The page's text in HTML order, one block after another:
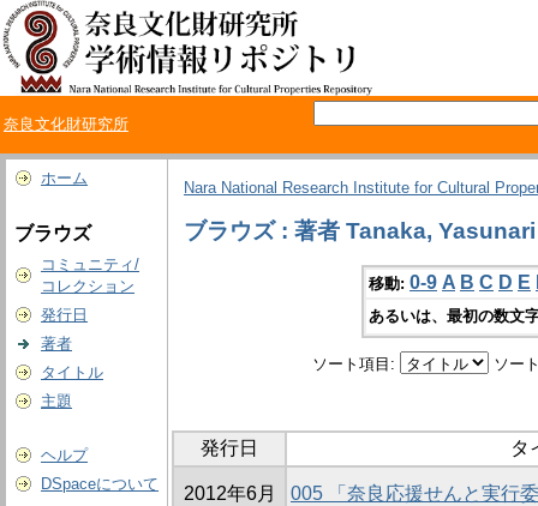
奈良文化財研究所
ホーム
ブラウズ
コミュニティ/
コレクション
発行日
著者
タイトル
主題
ヘルプ
DSpaceについて
Nara National Research Institute for Cultural
ブラウズ : 著者 Tanaka, Yasunari
移動: 0-9 A B C D E
あるいは、最初の数文
ソート項目: ソー
発行日 タ
2012年6月 005 「奈良応援せんと実行